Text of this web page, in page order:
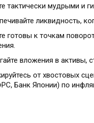
тактически мудрыми и
ликвидность,
готовы к точкам
вложения в активы,
от хвостовых
Банк Японии) по